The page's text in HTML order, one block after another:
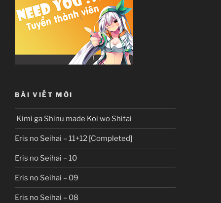
BÀI VIẾT MỚI
Kimi ga Shinu made Koi wo Shitai
Eris no Seihai – 11+12 [Completed]
Eris no Seihai – 10
Eris no Seihai – 09
Eris no Seihai – 08